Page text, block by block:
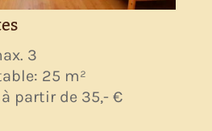
3
25 m²
partir de 35,- €